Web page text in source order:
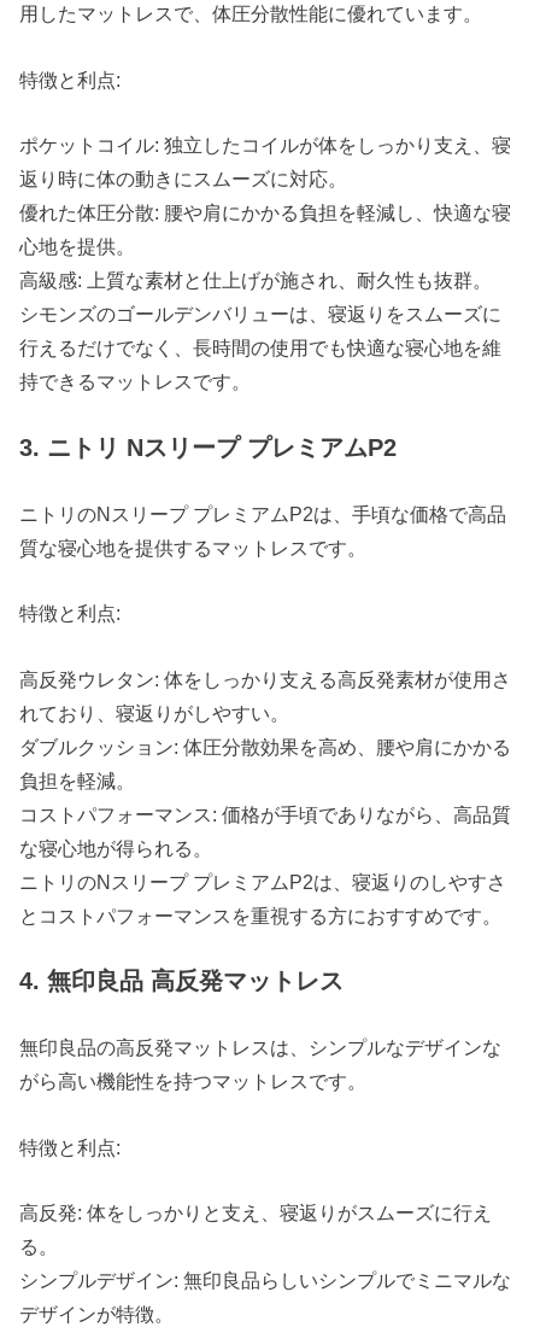
用したマットレスで、体圧分散性能に優れています。
特徴と利点:
ポケットコイル: 独立したコイルが体をしっかり支え、寝
返り時に体の動きにスムーズに対応。
優れた体圧分散: 腰や肩にかかる負担を軽減し、快適な寝
心地を提供。
高級感: 上質な素材と仕上げが施され、耐久性も抜群。
シモンズのゴールデンバリューは、寝返りをスムーズに
行えるだけでなく、長時間の使用でも快適な寝心地を維
持できるマットレスです。
3. ニトリ Nスリープ プレミアムP2
ニトリのNスリープ プレミアムP2は、手頃な価格で高品
質な寝心地を提供するマットレスです。
特徴と利点:
高反発ウレタン: 体をしっかり支える高反発素材が使用さ
れており、寝返りがしやすい。
ダブルクッション: 体圧分散効果を高め、腰や肩にかかる
負担を軽減。
コストパフォーマンス: 価格が手頃でありながら、高品質
な寝心地が得られる。
ニトリのNスリープ プレミアムP2は、寝返りのしやすさ
とコストパフォーマンスを重視する方におすすめです。
4. 無印良品 高反発マットレス
無印良品の高反発マットレスは、シンプルなデザインな
がら高い機能性を持つマットレスです。
特徴と利点:
高反発: 体をしっかりと支え、寝返りがスムーズに行え
る。
シンプルデザイン: 無印良品らしいシンプルでミニマルな
デザインが特徴。